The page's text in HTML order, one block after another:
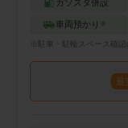
ガソスタ併設
車両預かり ※
※ 駐車・駐輪 スペース確
最